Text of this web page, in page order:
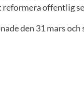
offentlig
den 31 mars och